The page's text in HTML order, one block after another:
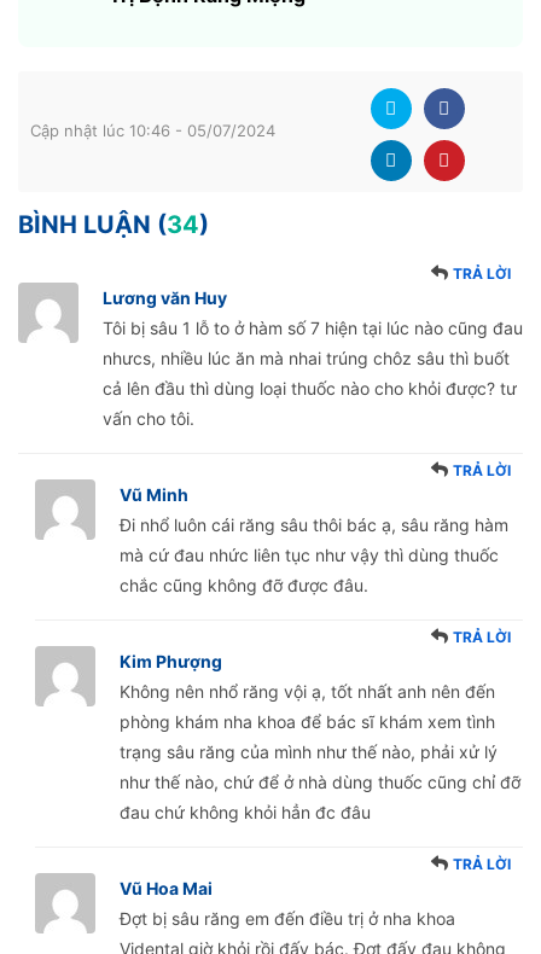
Cập nhật lúc 10:46 - 05/07/2024
BÌNH LUẬN (34)
Lương văn Huy
TRẢ LỜI
Tôi bị sâu 1 lỗ to ở hàm số 7 hiện tại lúc nào cũng đau
nhưcs, nhiều lúc ăn mà nhai trúng chôz sâu thì buốt
cả lên đầu thì dùng loại thuốc nào cho khỏi được? tư
vấn cho tôi.
Vũ Minh
TRẢ LỜI
Đi nhổ luôn cái răng sâu thôi bác ạ, sâu răng hàm
mà cứ đau nhức liên tục như vậy thì dùng thuốc
chắc cũng không đỡ được đâu.
Kim Phượng
TRẢ LỜI
Không nên nhổ răng vội ạ, tốt nhất anh nên đến
phòng khám nha khoa để bác sĩ khám xem tình
trạng sâu răng của mình như thế nào, phải xử lý
như thế nào, chứ để ở nhà dùng thuốc cũng chỉ đỡ
đau chứ không khỏi hẳn đc đâu
Vũ Hoa Mai
TRẢ LỜI
Đợt bị sâu răng em đến điều trị ở nha khoa
Vidental giờ khỏi rồi đấy bác. Đợt đấy đau không